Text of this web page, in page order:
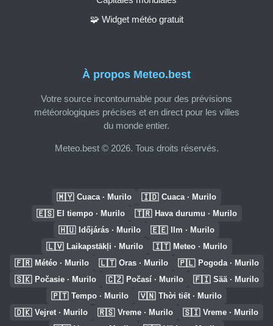
À propos Meteo.best
Votre source incontournable pour des prévisions
météorologiques précises et en direct pour les villes
du monde entier.
Meteo.best © 2026. Tous droits réservés.
🧩 Widget météo gratuit
🇲🇾 Cuaca · Murilo 🇮🇩 Cuaca · Murilo
🇪🇸 El tiempo · Murilo 🇹🇷 Hava durumu · Murilo
🇭🇺 Időjárás · Murilo 🇪🇪 Ilm · Murilo
🇱🇻 Laikapstākļi · Murilo 🇮🇹 Meteo · Murilo
🇫🇷 Météo · Murilo 🇱🇹 Oras · Murilo 🇵🇱 Pogoda · Murilo
🇸🇰 Počasie · Murilo 🇨🇿 Počasí · Murilo 🇫🇮 Sää · Murilo
🇵🇹 Tempo · Murilo 🇻🇳 Thời tiết · Murilo
🇩🇰 Vejret · Murilo 🇷🇸 Vreme · Murilo 🇸🇮 Vreme · Murilo